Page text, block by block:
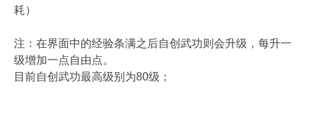
耗）
注：在界面中的经验条满之后自创武功则会升级，每升一
级增加一点自由点。
目前自创武功最高级别为80级；